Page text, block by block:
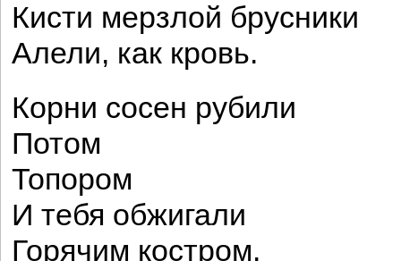
Кисти мерзлой брусники
Алели, как кровь.
Корни сосен рубили
Потом
Топором
И тебя обжигали
Горячим костром.